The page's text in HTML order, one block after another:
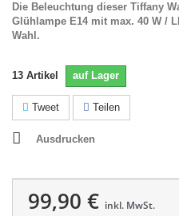
Die Beleuchtung dieser Tiffany
Glühlampe E14 mit max. 40 W /
Wahl.
13 Artikel auf Lager
Tweet Teilen
Ausdrucken
99,90 € inkl. MwSt.